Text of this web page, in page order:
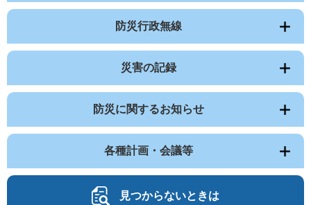
防災行政無線
災害の記録
防災に関するお知らせ
各種計画・会議等
見つからないときは